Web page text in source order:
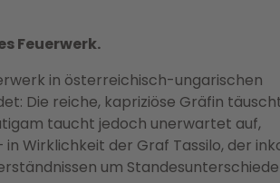
Feuerwerk.
in österreichisch-ungarischen
Die reiche, kapriziöse Gräfin
taucht jedoch unerwartet auf,
Wirklichkeit der Graf Tassilo, der
um